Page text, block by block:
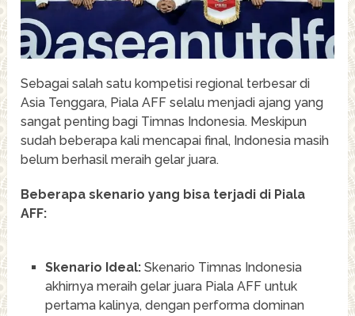
Sebagai salah satu kompetisi regional terbesar di
Asia Tenggara, Piala AFF selalu menjadi ajang yang
sangat penting bagi Timnas Indonesia. Meskipun
sudah beberapa kali mencapai final, Indonesia masih
belum berhasil meraih gelar juara.
Beberapa skenario yang bisa terjadi di Piala
AFF:
Skenario Ideal:Skenario Timnas Indonesia
akhirnya meraih gelar juara Piala AFF untuk
pertama kalinya, dengan performa dominan